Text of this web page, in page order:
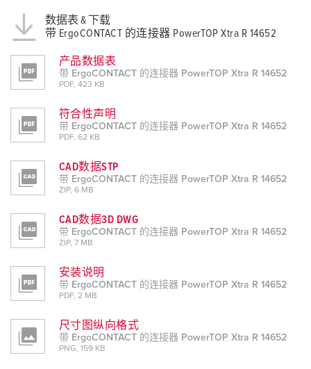
数据表 & 下载
带 ErgoCONTACT 的连接器 PowerTOP Xtra R 14652
产品数据表
带 ErgoCONTACT 的连接器 PowerTOP Xtra R 14652
PDF, 423 KB
符合性声明
带 ErgoCONTACT 的连接器 PowerTOP Xtra R 14652
PDF, 62 KB
CAD数据STP
带 ErgoCONTACT 的连接器 PowerTOP Xtra R 14652
ZIP, 6 MB
CAD数据3D DWG
带 ErgoCONTACT 的连接器 PowerTOP Xtra R 14652
ZIP, 7 MB
安装说明
带 ErgoCONTACT 的连接器 PowerTOP Xtra R 14652
PDF, 2 MB
尺寸图纵向格式
带 ErgoCONTACT 的连接器 PowerTOP Xtra R 14652
PNG, 159 KB